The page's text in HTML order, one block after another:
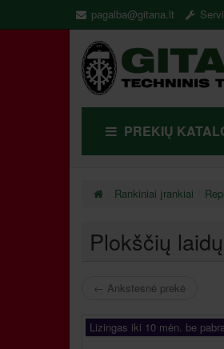
pagalba@gitana.lt
PREKIŲ
Rankiniai įrankiai
Plokščių
← Ankstesnė prekė
Lizingas iki 10 mėn. be